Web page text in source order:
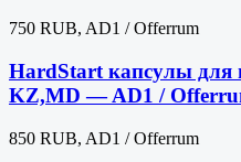
750 RUB, AD1 / Offerrum
HardStart капсулы
KZ,MD — AD1 /
850 RUB, AD1 / Offerrum